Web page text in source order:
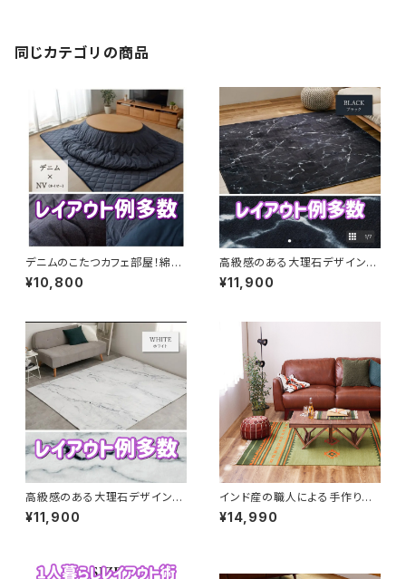
同じカテゴリの商品
デニムのこたつカフェ部屋！綿入
りあったかキルトのこたつ敷布団
（ネイビー）
¥10,800
高級感のある大理石デザインの
モダンブラックラグ
¥11,900
高級感のある大理石デザインの
モダンラグ
¥11,900
インド産の職人による手作りの
ウールのキリム柄ラグマット（グ
リーン）
¥14,990